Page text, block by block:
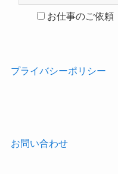
お仕事のご依頼
プライバシーポリシー
お問い合わせ